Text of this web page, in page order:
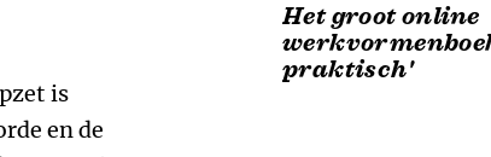
is
en de
Het groot online
praktisch'